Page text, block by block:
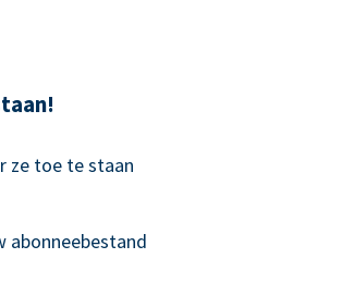
ze toe te staan
abonneebestand